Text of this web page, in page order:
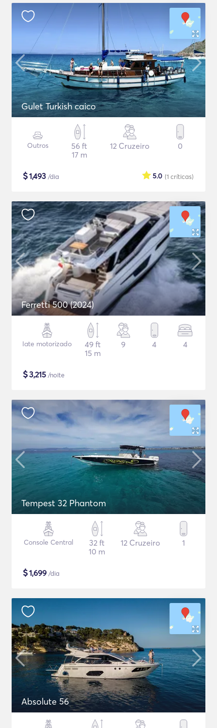
Gulet Turkish caico
Outros
56 ft
17 m
12 Cruzeiro 0
$1,493 /dia (1 críticas)
5.0
Ferretti 500 (2024)
Iate motorizado
49 ft
15 m
9 4 4
$3,215 /noite
Tempest 32 Phantom
Console Central
32 ft
10 m
12 Cruzeiro 1
$1,699 /dia
Absolute 56